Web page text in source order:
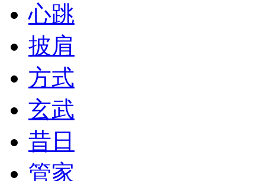
心跳
披肩
方式
玄武
昔日
管家